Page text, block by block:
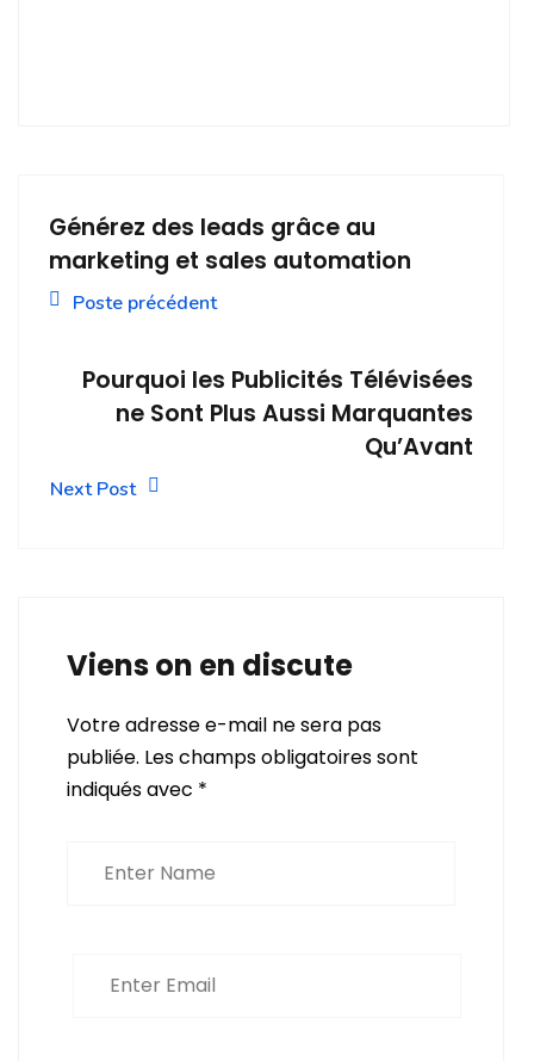
Générez des leads grâce au
marketing et sales automation
Poste précédent
Pourquoi les Publicités Télévisées
ne Sont Plus Aussi Marquantes
Qu’Avant
Next Post
Viens on en discute
Votre adresse e-mail ne sera pas
publiée. Les champs obligatoires sont
indiqués avec *